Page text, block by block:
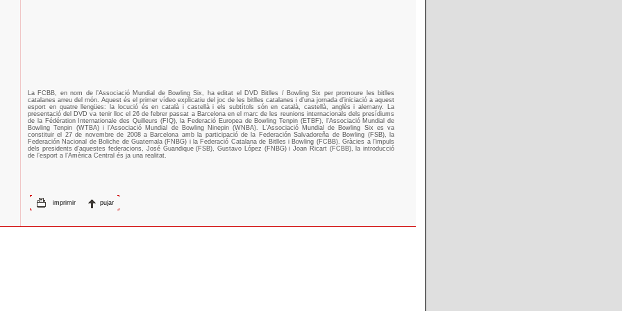
La FCBB, en nom de l’Associació Mundial de Bowling Six, ha editat el DVD Bitlles / Bowling Six per promoure les bitlles
catalanes arreu del món. Aquest és el primer vídeo explicatiu del joc de les bitlles catalanes i d’una jornada d’iniciació a aquest
esport en quatre llengües: la locució és en català i castellà i els subtítols són en català, castellà, anglès i alemany. La
presentació del DVD va tenir lloc el 26 de febrer passat a Barcelona en el marc de les reunions internacionals dels presídiums
de la Fédération Internationale des Quilleurs (FIQ), la Federació Europea de Bowling Tenpin (ETBF), l’Associació Mundial de
Bowling Tenpin (WTBA) i l’Associació Mundial de Bowling Ninepin (WNBA). L’Associació Mundial de Bowling Six es va
constituir el 27 de novembre de 2008 a Barcelona amb la participació de la Federación Salvadoreña de Bowling (FSB), la
Federación Nacional de Boliche de Guatemala (FNBG) i la Federació Catalana de Bitlles i Bowling (FCBB). Gràcies a l’impuls
dels presidents d’aquestes federacions, José Guandique (FSB), Gustavo López (FNBG) i Joan Ricart (FCBB), la introducció
de l’esport a l’Amèrica Central és ja una realitat.
imprimir pujar